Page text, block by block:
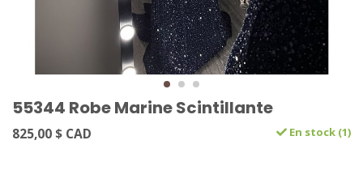
55344 Robe Marine Scintillante
825,00 $ CAD En stock (1)